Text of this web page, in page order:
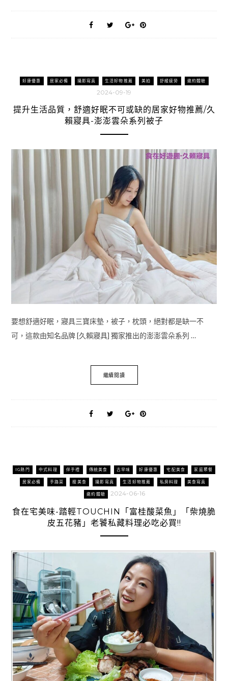
好康優惠 居家必備 攝影寫真 生活好物推薦 美拍 舒緩疲勞 邀約體驗
2024-09-19
提升生活品質，舒適好眠不可或缺的居家好物推薦/久
賴寢具-澎澎雲朵系列被子
要想舒適好眠，寢具三寶床墊，被子，枕頭，絕對都是缺一不
可，這款由知名品牌 [久賴寢具] 獨家推出的澎澎雲朵系列 …
繼續閱讀
IG熱門 中式料理 伴手禮 傳統美食 古早味 好康優惠 宅配美食 家庭聚餐
居家必備 手路菜 搜美食 攝影寫真 生活好物推薦 私房料理 美食寫真
邀約體驗 2024-06-16
食在宅美味-踏輕TOUCHIN「富桂酸菜魚」「柴燒脆
皮五花豬」老饕私藏料理必吃必買!!